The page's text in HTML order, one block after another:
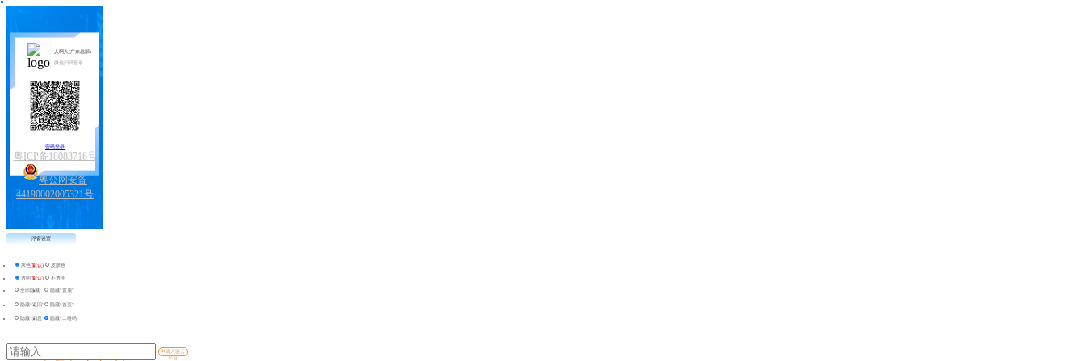
人啊人(广东总部)
微信扫码登录
密码登录
粤ICP备18083716号
粤公网安备
44190002005321号
浮窗设置
灰色(默认) 皮肤色
透明(默认) 不透明
全部隐藏 隐藏“置顶”
隐藏“返回” 隐藏“首页”
隐藏“消息” 隐藏“二维码”
申请入驻云
平台